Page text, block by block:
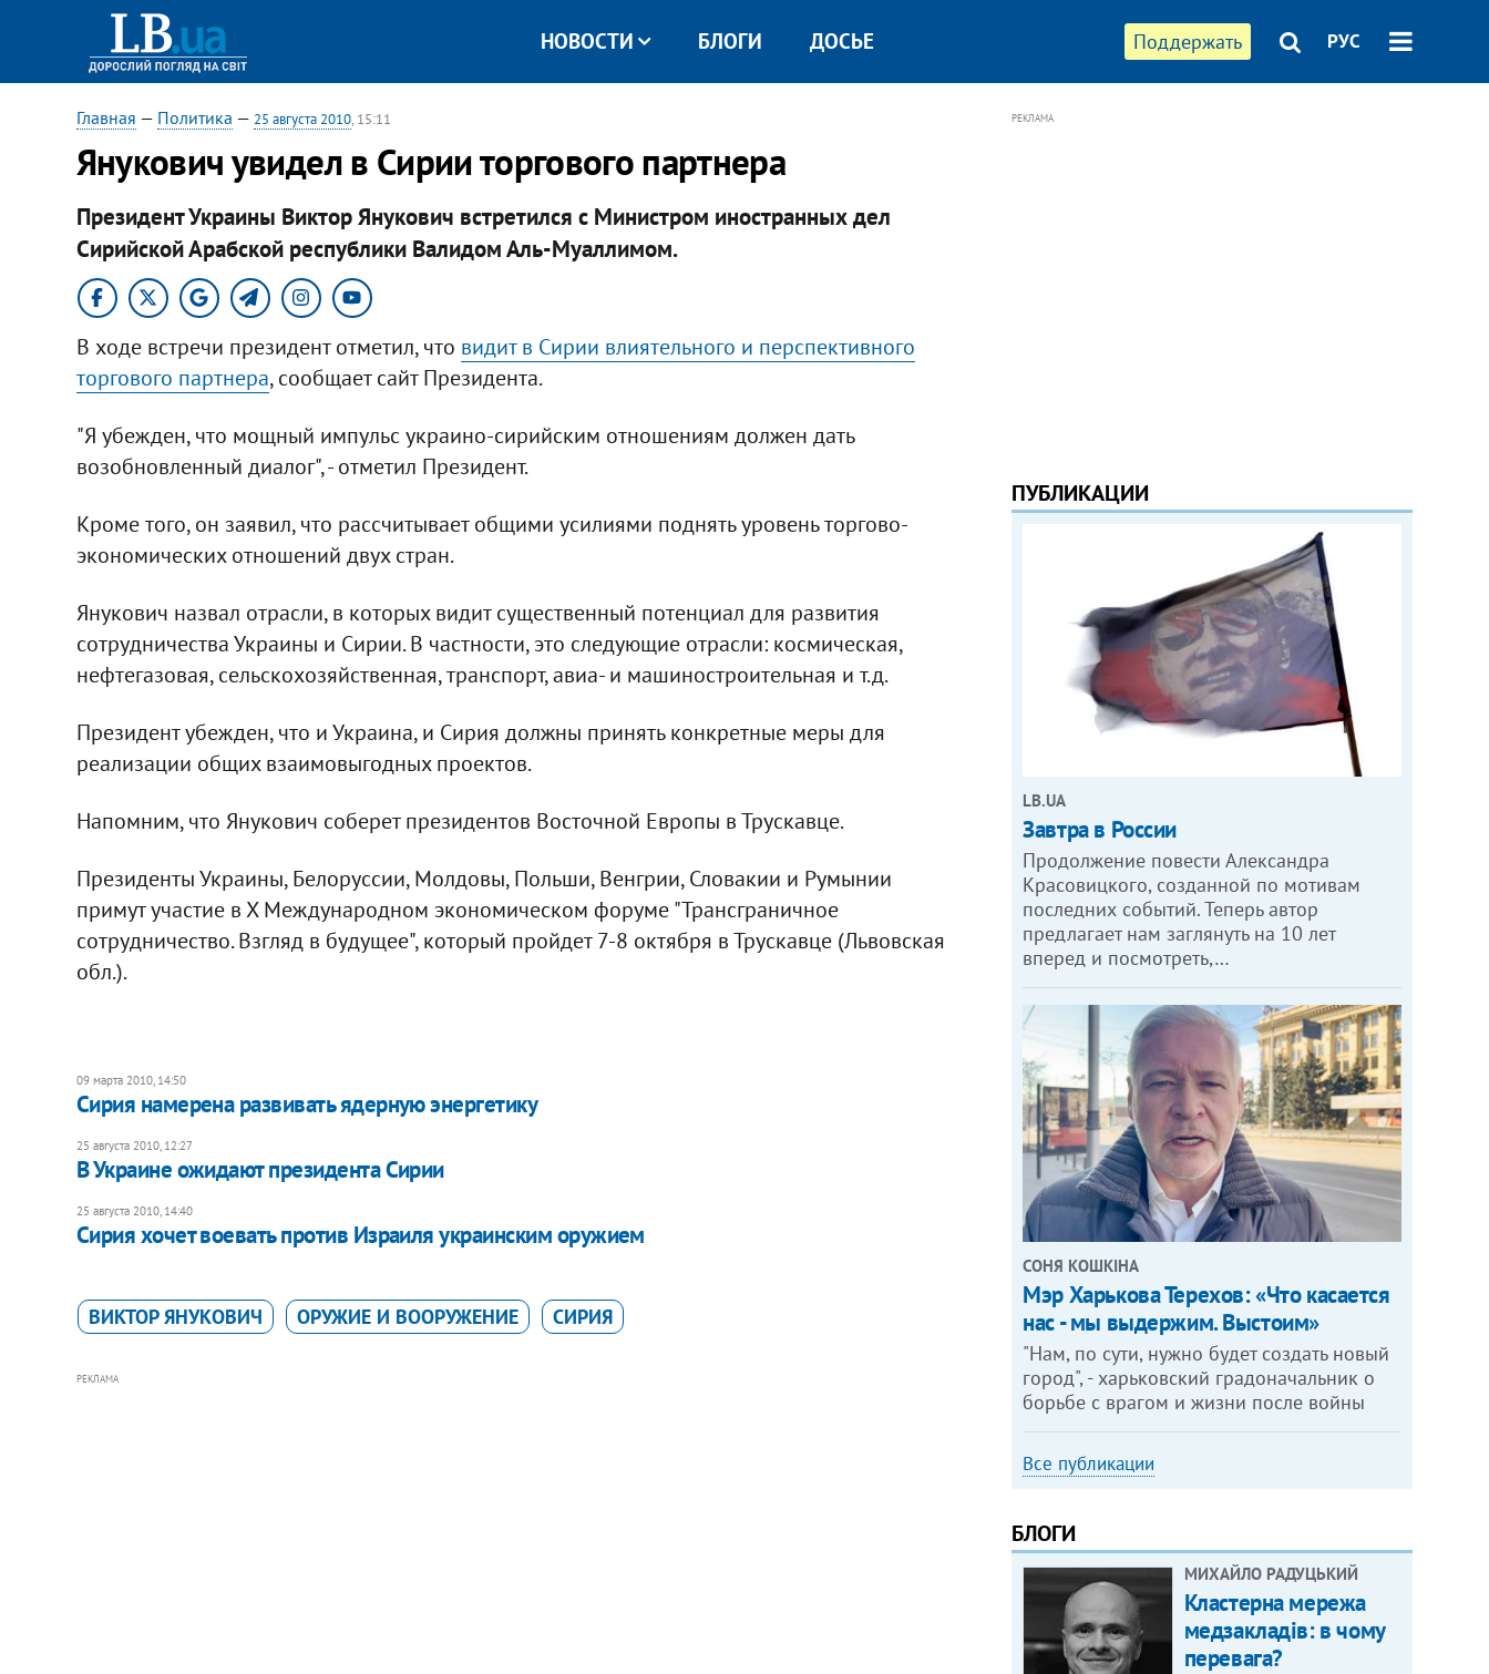
Поддержать РУС
НОВОСТИ БЛОГИ ДОСЬЕ
Главная — Политика — 25 августа 2010, 15:11
Янукович увидел в Сирии торгового партнера
Президент Украины Виктор Янукович встретился с Министром иностранных дел
Сирийской Арабской республики Валидом Аль-Муаллимом.
В ходе встречи президент отметил, что видит в Сирии влиятельного и перспективного
торгового партнера, сообщает сайт Президента.
"Я убежден, что мощный импульс украино-сирийским отношениям должен дать
возобновленный диалог", - отметил Президент.
Кроме того, он заявил, что рассчитывает общими усилиями поднять уровень торгово-
экономических отношений двух стран.
Янукович назвал отрасли, в которых видит существенный потенциал для развития
сотрудничества Украины и Сирии. В частности, это следующие отрасли: космическая,
нефтегазовая, сельскохозяйственная, транспорт, авиа- и машиностроительная и т.д.
Президент убежден, что и Украина, и Сирия должны принять конкретные меры для
реализации общих взаимовыгодных проектов.
Напомним, что Янукович соберет президентов Восточной Европы в Трускавце.
Президенты Украины, Белоруссии, Молдовы, Польши, Венгрии, Словакии и Румынии
примут участие в Х Международном экономическом форуме "Трансграничное
сотрудничество. Взгляд в будущее", который пройдет 7-8 октября в Трускавце (Львовская
обл.).
09 марта 2010, 14:50
Сирия намерена развивать ядерную энергетику
25 августа 2010, 12:27
В Украине ожидают президента Сирии
25 августа 2010, 14:40
Сирия хочет воевать против Израиля украинским оружием
ВИКТОР ЯНУКОВИЧ ОРУЖИЕ И ВООРУЖЕНИЕ СИРИЯ
РЕКЛАМА
РЕКЛАМА
ПУБЛИКАЦИИ
LB.UA
Завтра в России
Продолжение повести Александра
Красовицкого, созданной по мотивам
последних событий. Теперь автор
предлагает нам заглянуть на 10 лет
вперед и посмотреть,…
СОНЯ КОШКІНА
Мэр Харькова Терехов: «Что касается
нас - мы выдержим. Выстоим»
"Нам, по сути, нужно будет создать новый
город", - харьковский градоначальник о
борьбе с врагом и жизни после войны
Все публикации
БЛОГИ
МИХАЙЛО РАДУЦЬКИЙ
Кластерна мережа
медзакладів: в чому
перевага?